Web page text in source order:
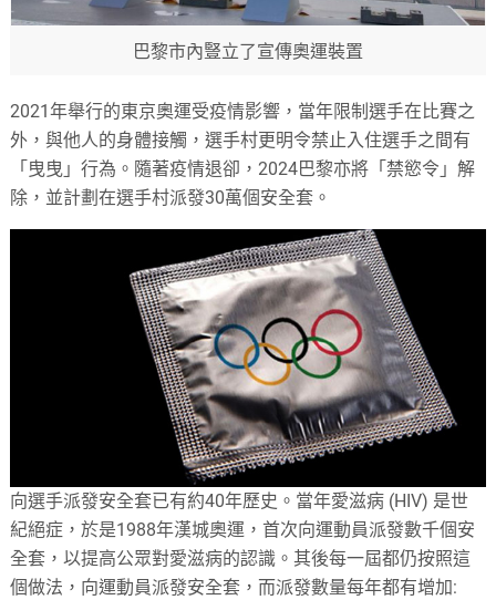
巴黎市內豎立了宣傳奧運裝置
2021年舉行的東京奧運受疫情影響，當年限制選手在比賽之
外，與他人的身體接觸，選手村更明令禁止入住選手之間有
「曳曳」行為。隨著疫情退卻，2024巴黎亦將「禁慾令」解
除，並計劃在選手村派發30萬個安全套。
向選手派發安全套已有約40年歷史。當年愛滋病 (HIV) 是世
紀絕症，於是1988年漢城奧運，首次向運動員派發數千個安
全套，以提高公眾對愛滋病的認識。其後每一屆都仍按照這
個做法，向運動員派發安全套，而派發數量每年都有增加: